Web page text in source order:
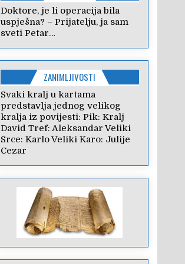
Doktore, je li operacija bila
uspješna? – Prijatelju, ja sam
sveti Petar…
ZANIMLJIVOSTI
Svaki kralj u kartama
predstavlja jednog velikog
kralja iz povijesti: Pik: Kralj
David Tref: Aleksandar Veliki
Srce: Karlo Veliki Karo: Julije
Cezar